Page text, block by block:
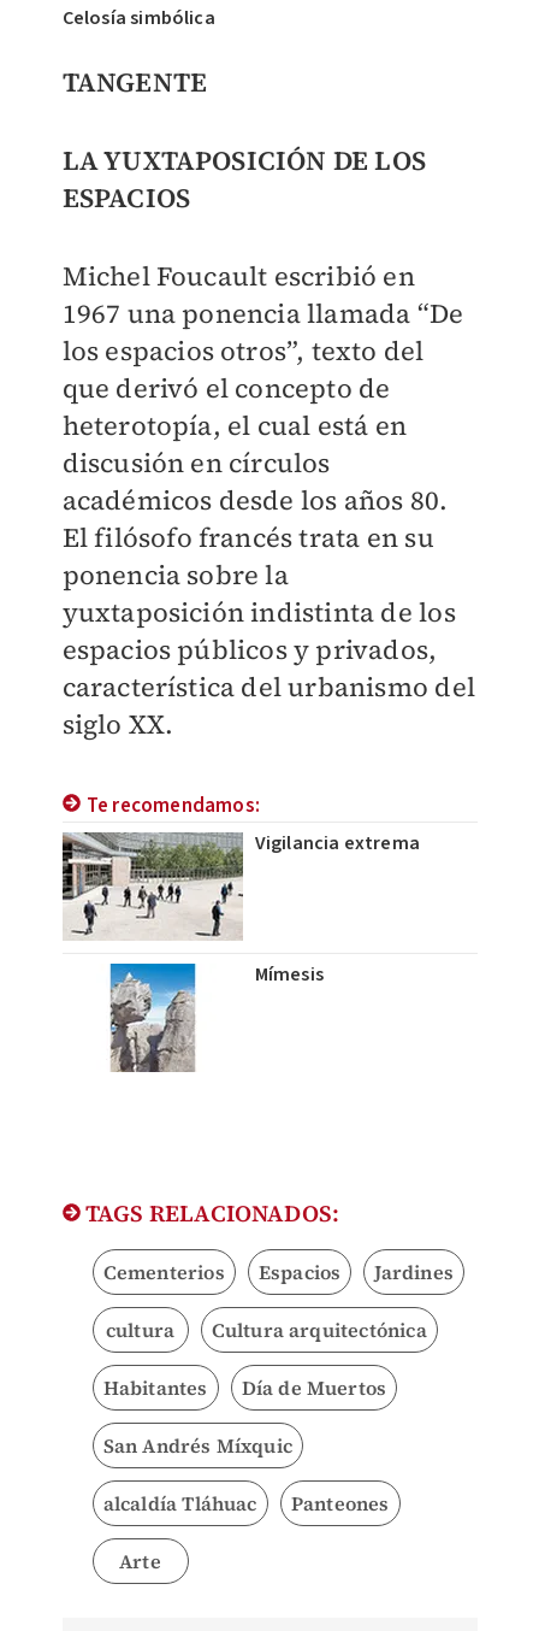
Celosía simbólica
TANGENTE
LA YUXTAPOSICIÓN DE LOS
ESPACIOS
Michel Foucault escribió en
1967 una ponencia llamada “De
los espacios otros”, texto del
que derivó el concepto de
heterotopía, el cual está en
discusión en círculos
académicos desde los años 80.
El filósofo francés trata en su
ponencia sobre la
yuxtaposición indistinta de los
espacios públicos y privados,
característica del urbanismo del
siglo XX.
Te recomendamos:
Vigilancia extrema
Mímesis
TAGS RELACIONADOS:
Cementerios Espacios Jardines
cultura Cultura arquitectónica
Habitantes Día de Muertos
San Andrés Míxquic
alcaldía Tláhuac Panteones
Arte